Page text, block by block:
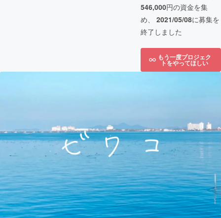
546,000円の資金を集
め、 2021/05/08に募集を
終了しました
もう一度プロジェク
トをやってほしい